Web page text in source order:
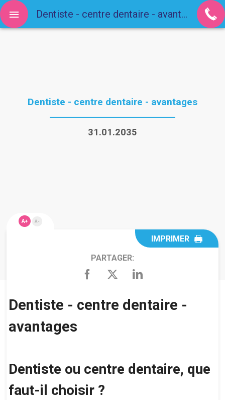
Dentiste - centre dentaire - avantages
31.01.2035
A+ A-
IMPRIMER
PARTAGER:
Dentiste - centre dentaire -
avantages
Dentiste ou centre dentaire, que
faut-il choisir ?
Dentiste - centre dentaire - avantages